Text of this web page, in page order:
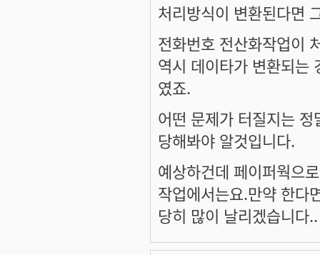
처리방식이 변환된다면
전화번호 전산화작업이
역시 데이타가 변환되는
였죠.
어떤 문제가 터질지는
당해봐야 알것입니다.
예상하건데 페이퍼웍으
작업에서는요.만약 한다
당히 많이 날리겠습니다..